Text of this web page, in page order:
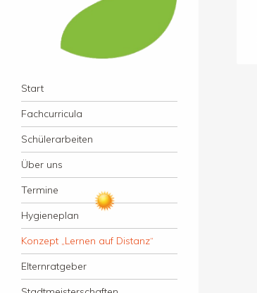
Grundschule an der
Schwale
Menü
Zum Inhalt springen
Start
Fachcurricula
Schülerarbeiten
Über uns
Termine
Hygieneplan
Konzept „Lernen auf Distanz“
Elternratgeber